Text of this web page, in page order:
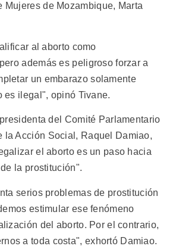
Mujeres de Mozambique, Marta
al aborto como
además es peligroso forzar a
un embarazo solamente
es ilegal", opinó Tivane.
del Comité Parlamentario
la Acción Social, Raquel Damiao,
el aborto es un paso hacia
la prostitución".
serios problemas de prostitución
estimular ese fenómeno
del aborto. Por el contrario,
a toda costa", exhortó Damiao.